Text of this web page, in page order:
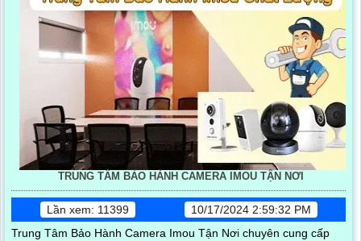
TRUNG TÂM BẢO HÀNH CAMERA IMOU TẬN NƠI
Lần xem: 11399
10/17/2024 2:59:32 PM
Trung Tâm Bảo Hành Camera Imou Tận Nơi chuyên cung cấp